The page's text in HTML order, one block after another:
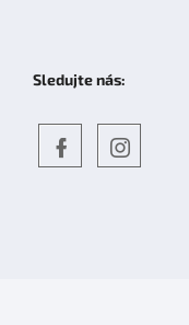
Sledujte nás: